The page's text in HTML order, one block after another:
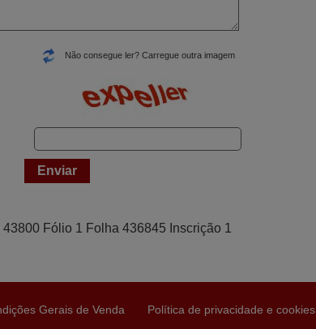
Não consegue ler? Carregue outra imagem
Fólio 1 Folha 436845 Inscrição 1
Gerais de Venda Política de privacidade e cookies